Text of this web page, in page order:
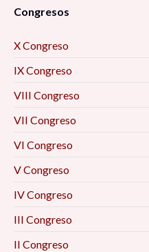
Congresos
X Congreso
IX Congreso
VIII Congreso
VII Congreso
VI Congreso
V Congreso
IV Congreso
III Congreso
II Congreso